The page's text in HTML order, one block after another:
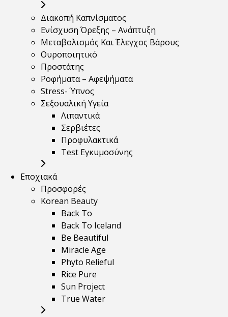
Διακοπή Καπνίσματος
Ενίσχυση Όρεξης – Ανάπτυξη
Μεταβολισμός Και Έλεγχος Βάρους
Ουροποιητικό
Προστάτης
Ροφήματα – Αφεψήματα
Stress- Ύπνος
Σεξουαλική Υγεία
Λιπαντικά
Σερβιέτες
Προφυλακτικά
Test Εγκυμοσύνης
Εποχιακά
Προσφορές
Korean Beauty
Back To
Back To Iceland
Be Beautiful
Miracle Age
Phyto Relieful
Rice Pure
Sun Project
True Water